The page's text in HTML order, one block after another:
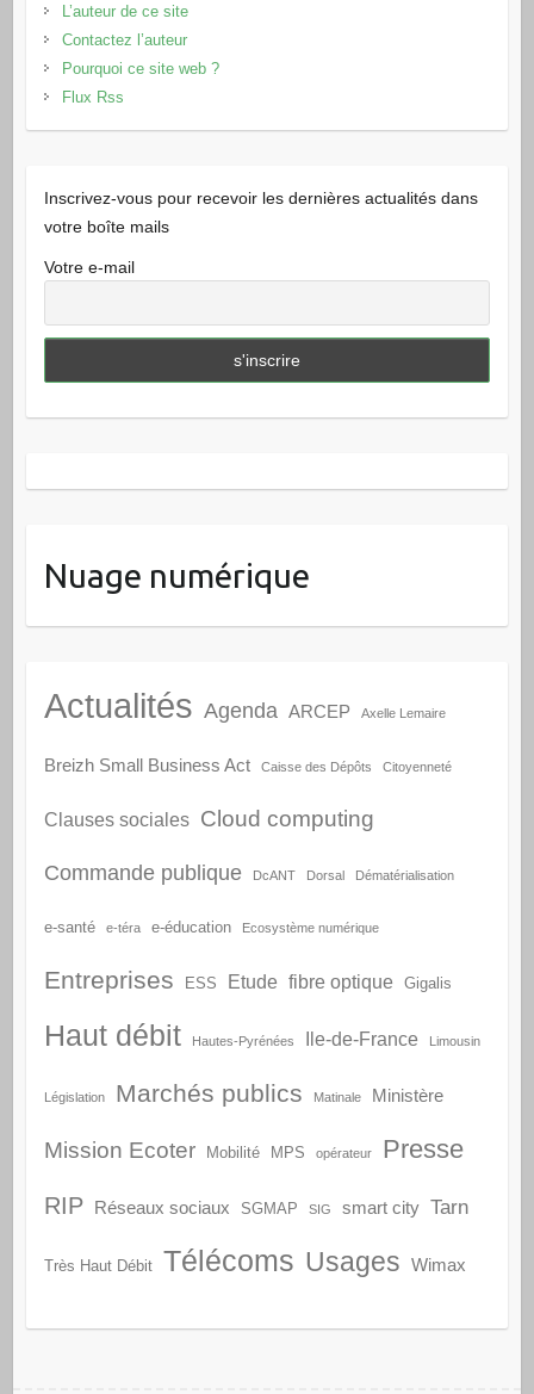
L’auteur de ce site
Contactez l’auteur
Pourquoi ce site web ?
Flux Rss
Inscrivez-vous pour recevoir les dernières actualités dans
votre boîte mails
Votre e-mail
Nuage numérique
Actualités Agenda ARCEP Axelle Lemaire
Breizh Small Business Act Caisse des Dépôts Citoyenneté
Clauses sociales Cloud computing
Commande publique DcANT Dorsal Dématérialisation
e-santé e-téra e-éducation Ecosystème numérique
Entreprises ESS Etude fibre optique Gigalis
Haut débit Hautes-Pyrénées Ile-de-France Limousin
Législation Marchés publics Matinale Ministère
Mission Ecoter Mobilité MPS opérateur Presse
RIP Réseaux sociaux SGMAP SIG smart city Tarn
Très Haut Débit Télécoms Usages Wimax